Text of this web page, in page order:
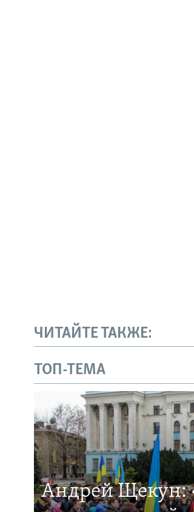
ЧИТАЙТЕ ТАКЖЕ:
ТОП-ТЕМА
Андрей Щекун: